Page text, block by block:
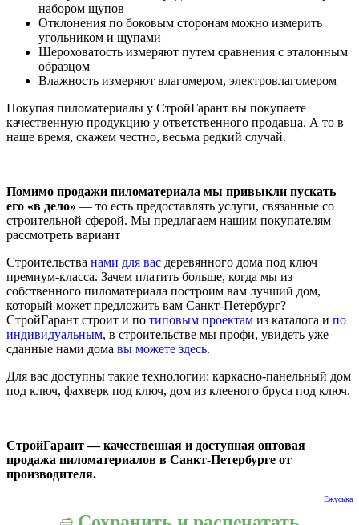
набором щупов
Отклонения по боковым сторонам можно измерить
угольником и щупами
Шероховатость измеряют путем сравнения с эталонным
образцом
Влажность измеряют влагомером, электровлагомером
Покупая пиломатериалы у СтройГарант вы покупаете
качественную продукцию у ответственного продавца. А то в
наше время, скажем честно, весьма редкий случай.
Помимо продажи пиломатериала мы привыкли пускать
его «в дело» — то есть предоставлять услуги, связанные со
строительной сферой. Мы предлагаем нашим покупателям
рассмотреть вариант
Строительства нами для вас деревянного дома под ключ
премиум-класса. Зачем платить больше, когда мы из
собственного пиломатериала построим вам лучший дом,
который может предложить вам Санкт-Петербург?
СтройГарант строит и по типовым проектам из каталога и по
индивидуальным, в строительстве мы профи, увидеть уже
сданные нами дома вы можете здесь.
Для вас доступны такие технологии: каркасно-панельный дом
под ключ, фахверк под ключ, дом из клееного бруса под ключ.
СтройГарант — качественная и доступная оптовая
продажа пиломатериалов в Санкт-Петербурге от
производителя.
Ежуська